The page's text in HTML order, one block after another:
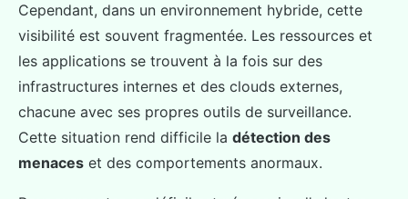
Cependant, dans un environnement hybride, cette
visibilité est souvent fragmentée. Les ressources et
les applications se trouvent à la fois sur des
infrastructures internes et des clouds externes,
chacune avec ses propres outils de surveillance.
Cette situation rend difficile la détection des
menaces et des comportements anormaux.